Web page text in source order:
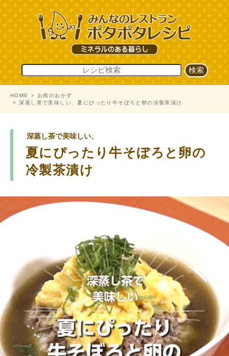
HOME
お肉のおかず
深蒸し茶で美味しい、夏にぴったり牛そぼろと卵の冷製茶漬け
深蒸し茶で美味しい、
夏にぴったり牛そぼろと卵の
冷製茶漬け